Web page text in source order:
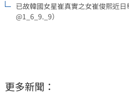
已故韓國女星崔真實之女崔俊熙近
@1_6_9._9）
更多新聞：